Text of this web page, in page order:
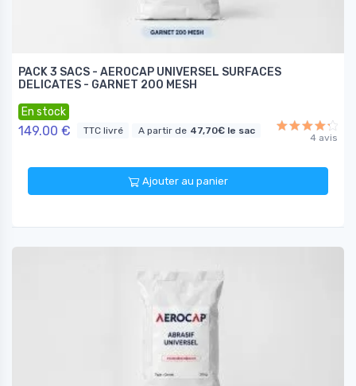
PACK 3 SACS - AEROCAP UNIVERSEL SURFACES
DELICATES - GARNET 200 MESH
En stock
149.00 € TTC livré A partir de 47,70€ le sac
4 avis
Ajouter au panier